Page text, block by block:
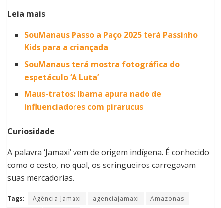
Leia mais
SouManaus Passo a Paço 2025 terá Passinho
Kids para a criançada
SouManaus terá mostra fotográfica do
espetáculo ‘A Luta’
Maus-tratos: Ibama apura nado de
influenciadores com pirarucus
Curiosidade
A palavra ‘Jamaxi’ vem de origem indígena. É conhecido
como o cesto, no qual, os seringueiros carregavam
suas mercadorias.
Tags: Agência Jamaxi agenciajamaxi
Amazonas